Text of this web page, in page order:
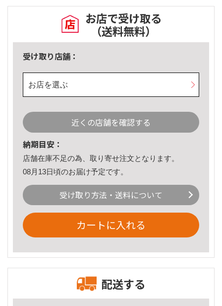
お店で受け取る
（送料無料）
受け取り店舗：
お店を選ぶ
近くの店舗を確認する
納期目安：
店舗在庫不足の為、取り寄せ注文となります。
08月13日頃のお届け予定です。
受け取り方法・送料について
カートに入れる
配送する